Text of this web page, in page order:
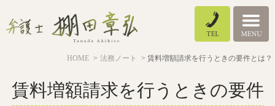
HOME 法務ノート 賃料増額請求を行うときの要件とは？
賃料増額請求を行うときの要件